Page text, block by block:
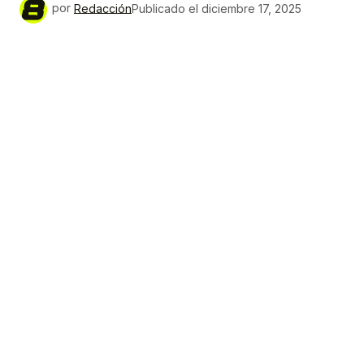
por RedacciónPublicado el diciembre 17, 2025